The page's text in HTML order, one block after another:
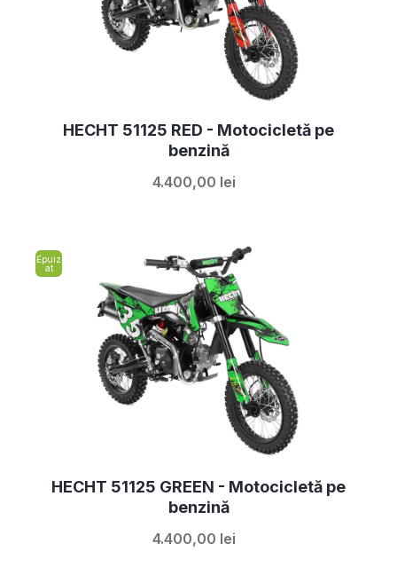
HECHT 51125 RED - Motocicletă pe
benzină
4.400,00 lei
Epuiz
at
HECHT 51125 GREEN - Motocicletă pe
benzină
4.400,00 lei